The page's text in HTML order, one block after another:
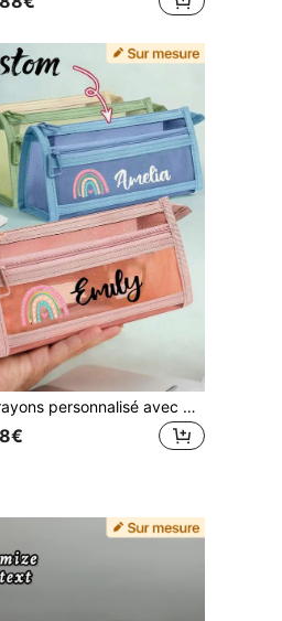
Étui à crayons personnalisé avec nom transparent grande capacité, pochette à crayons minimaliste à la mode, grande capacité en maille de nylon transparente et respirante, sac de papeterie pour examen/étudiant, sac à crayons en maille, étui de fournitures scolaires minimaliste, rentrée scolaire